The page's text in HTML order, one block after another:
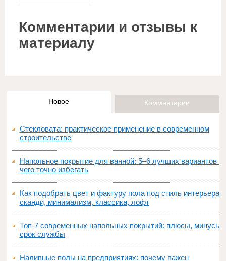
Комментарии и отзывы к
материалу
Новое Комментарии
Стекловата: практическое применение в современном
строительстве
Напольное покрытие для ванной: 5–6 лучших вариантов и
чего точно избегать
Как подобрать цвет и фактуру пола под стиль интерьера:
сканди, минимализм, классика, лофт
Топ‑7 современных напольных покрытий: плюсы, минусы,
срок службы
Наливные полы на предприятиях: почему важен